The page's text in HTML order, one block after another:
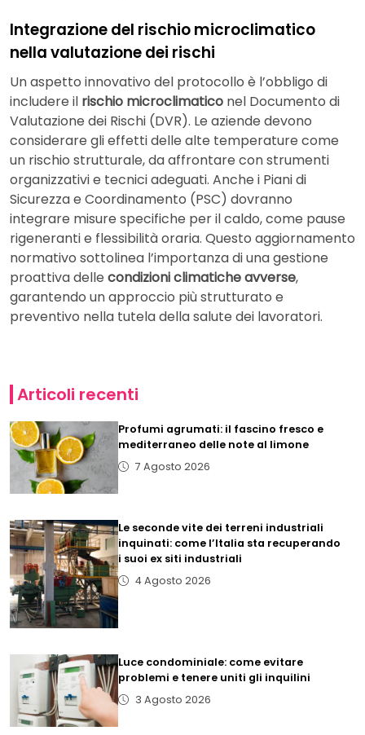
Integrazione del rischio microclimatico
nella valutazione dei rischi
Un aspetto innovativo del protocollo è l’obbligo di
includere il rischio microclimatico nel Documento di
Valutazione dei Rischi (DVR). Le aziende devono
considerare gli effetti delle alte temperature come
un rischio strutturale, da affrontare con strumenti
organizzativi e tecnici adeguati. Anche i Piani di
Sicurezza e Coordinamento (PSC) dovranno
integrare misure specifiche per il caldo, come pause
rigeneranti e flessibilità oraria. Questo aggiornamento
normativo sottolinea l’importanza di una gestione
proattiva delle condizioni climatiche avverse,
garantendo un approccio più strutturato e
preventivo nella tutela della salute dei lavoratori.
Articoli recenti
Profumi agrumati: il fascino fresco e
mediterraneo delle note al limone
7 Agosto 2026
Le seconde vite dei terreni industriali
inquinati: come l’Italia sta recuperando
i suoi ex siti industriali
4 Agosto 2026
Luce condominiale: come evitare
problemi e tenere uniti gli inquilini
3 Agosto 2026